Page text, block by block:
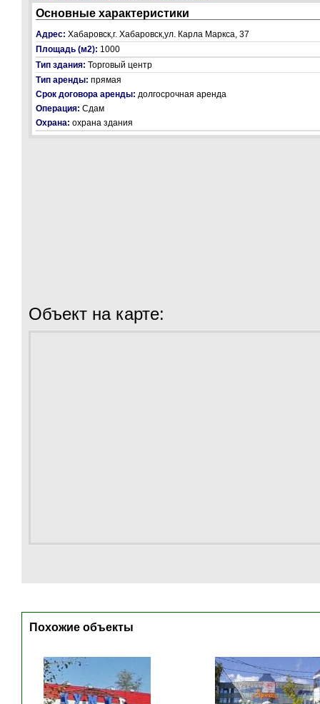
Основные характеристики
Адрес: Хабаровск,г. Хабаровск,ул. Карла Маркса, 37
Площадь (м2): 1000
Тип здания: Торговый центр
Тип аренды: прямая
Срок договора аренды: долгосрочная аренда
Операция: Сдам
Охрана: охрана здания
Объект на карте:
Похожие объекты